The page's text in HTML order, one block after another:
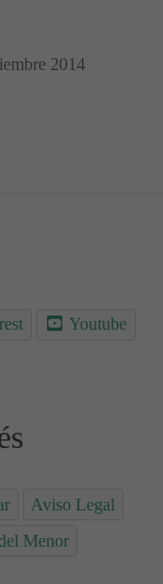
2014
- Cuentos Infantiles
poeta
Youtube
Aviso Legal
Menor